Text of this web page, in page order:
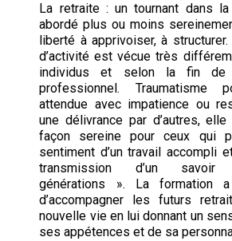
La retraite : un tournant dans
abordé plus ou moins
liberté à apprivoiser, à
d’activité est vécue très
individus et selon la fin de
professionnel. Traumatisme
attendue avec impatience ou
une délivrance par d’autres,
façon sereine pour ceux qui
sentiment d’un travail accompli
transmission d’un
générations ». La formation
d’accompagner les futurs
nouvelle vie en lui donnant un
ses appétences et de sa